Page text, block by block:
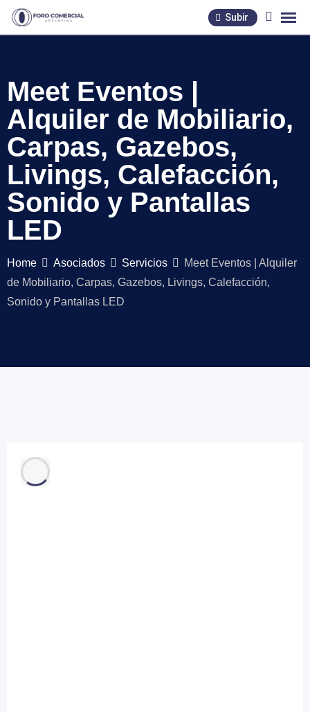
Skip
Subir
Meet Eventos |
Alquiler de Mobiliario,
Carpas, Gazebos,
Livings, Calefacción,
Sonido y Pantallas
LED
Home Asociados Servicios
Meet Eventos | Alquiler
de Mobiliario, Carpas, Gazebos, Livings, Calefacción,
Sonido y Pantallas LED